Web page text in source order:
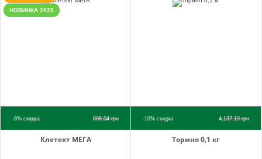
НОВИНКА 2025
-8%скидка 608.04грн
Клетект МЕГА
-10%скидка 4,137.10грн
Торино 0,1 кг